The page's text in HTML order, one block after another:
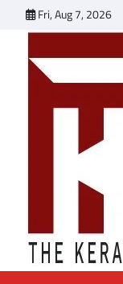
Fri, Aug 7, 2026